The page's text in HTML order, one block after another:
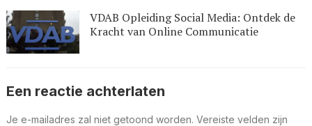
VDAB Opleiding Social Media: Ontdek de
Kracht van Online Communicatie
Een reactie achterlaten
Je e-mailadres zal niet getoond worden. Vereiste velden zijn